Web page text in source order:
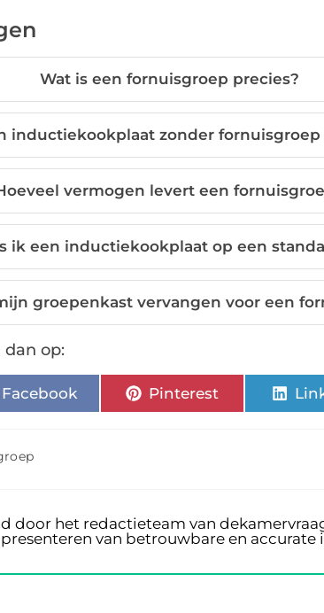
Wat is een fornuisgroep precies?
inductiekookplaat zonder fornuisgroep
vermogen levert een
ik een inductiekookplaat op een
groepenkast vervangen voor een
dan op:
Facebook Pinterest
door het redactieteam van
van betrouwbare en accurate